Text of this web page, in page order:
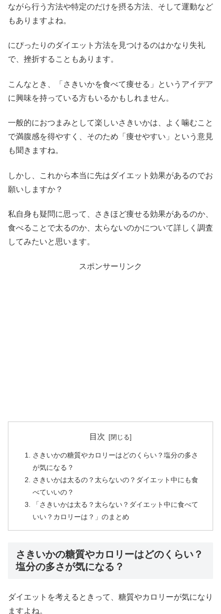
ながら行う方法や特定のだけを摂る方法、そして運動など
もありますよね。
にぴったりのダイエット方法を見つけるのはかなり失礼
で、挫折することもあります。
こんなとき、「さきいかを食べて痩せる」というアイデア
に興味を持っている方もいるかもしれません。
一般的におつまみとして楽しいさきいかは、よく噛むこと
で満腹感を得やすく、そのため「痩せやすい」という意見
も聞きますね。
しかし、これから本当に先はダイエット効果があるのでお
願いしますか？
私自身も疑問に思って、さきほど痩せる効果があるのか​​、
食べることで太るのか、太らないのかについて詳しく調査
してみたいと思います。
スポンサーリンク
目次
さきいかの糖質やカロリーはどのくらい？塩分の多さ
が気になる？
さきいかは太るの？太らないの？ダイエット中にも食
べていいの？
「さきいかは太る？太らない？ダイエット中に食べて
いい？カロリーは？」のまとめ
さきいかの糖質やカロリーはどのくらい？
塩分の多さが気になる？
ダイエットを考えるときって、糖質やカロリーが気になり
ますよね。